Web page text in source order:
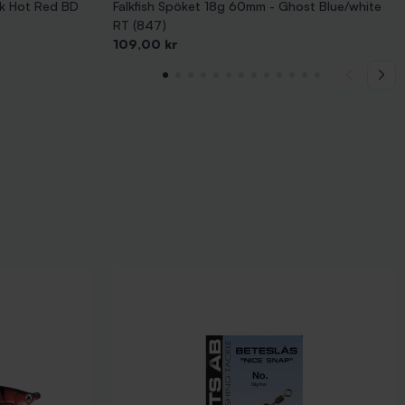
Hot Red BD
Falkfish Spöket 18g 60mm - Ghost Blue/white
RT (847)
Pris
109,00 kr